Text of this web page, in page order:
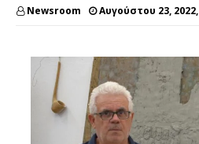
Newsroom Αυγούστου 23, 2022,